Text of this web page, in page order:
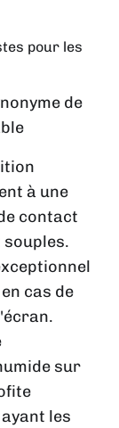
pour les
de
à une
contact
cas de
sur
les